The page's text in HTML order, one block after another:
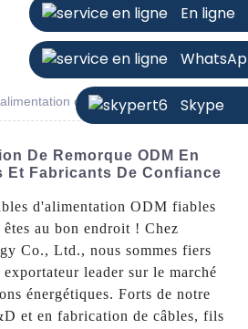
En ligne
Skype
de remorque ODM
De Remorque ODM En
Et Fabricants De Confiance
d'alimentation ODM fiables
au bon endroit ! Chez
Co., Ltd., nous sommes fiers
leader sur le marché
énergétiques. Forts de notre
et en fabrication de câbles, fils